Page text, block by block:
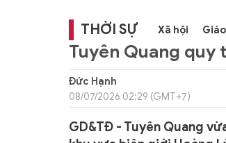
THỜI SỰ Xã hội
Tuyên Quang quy
Đức Hạnh
08/07/2026 02:29 (GMT+7)
GD&TĐ - Tuyên Quang